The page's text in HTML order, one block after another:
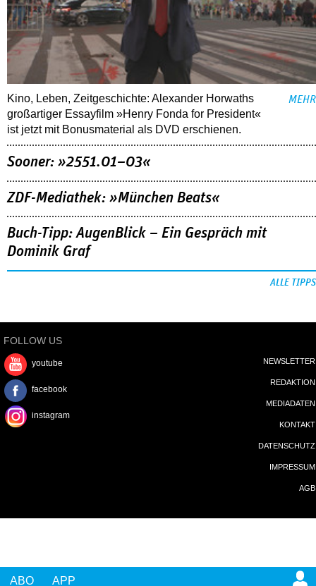
ABO APP
Kino, Leben, Zeitgeschichte: Alexander Horwaths
großartiger Essayfilm »Henry Fonda for President«
ist jetzt mit Bonusmaterial als DVD erschienen.
MEHR
Sooner: »2551.01–03«
ZDF-Mediathek: »München Beats«
Buch-Tipp: AugenBlick – Ein Gespräch mit
Dominik Graf
ALLE TIPPS
FOLLOW US
youtube
facebook
instagram
NEWSLETTER
REDAKTION
MEDIADATEN
KONTAKT
DATENSCHUTZ
IMPRESSUM
AGB